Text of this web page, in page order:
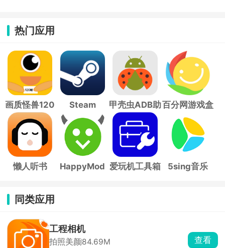
热门应用
画质怪兽120
帧
Steam
甲壳虫ADB助
手
百分网游戏盒
子
懒人听书 HappyMod 爱玩机工具箱 5sing音乐
同类应用
工程相机
拍照美颜84.69M
查看